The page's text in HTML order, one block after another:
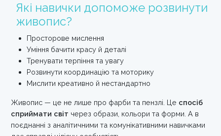
Які навички допоможе розвинути
живопис?
Просторове мислення
Уміння бачити красу й деталі
Тренувати терпіння та увагу
Розвинути координацію та моторику
Мислити креативно й нестандартно
Живопис — це не лише про фарби та пензлі. Це спосіб
сприймати світ через образи, кольори та форми. А в
поєднанні з аналітичними та комунікативними навичками